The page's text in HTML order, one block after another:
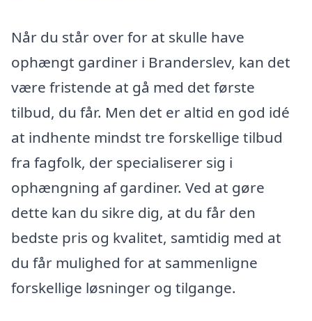
Når du står over for at skulle have
ophængt gardiner i Branderslev, kan det
være fristende at gå med det første
tilbud, du får. Men det er altid en god idé
at indhente mindst tre forskellige tilbud
fra fagfolk, der specialiserer sig i
ophængning af gardiner. Ved at gøre
dette kan du sikre dig, at du får den
bedste pris og kvalitet, samtidig med at
du får mulighed for at sammenligne
forskellige løsninger og tilgange.